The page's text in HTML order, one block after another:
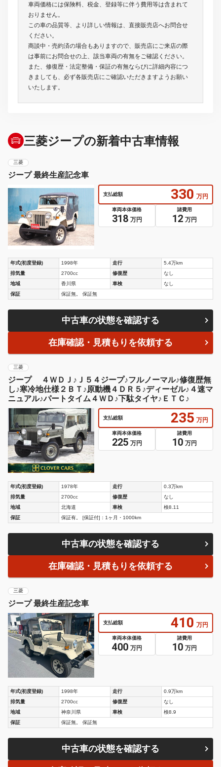
車両価格には保険料、税金、登録等に伴う費用等は含まれて
おりません。
この車の品質等、より詳しい情報は、直接販売店へお問合せ
ください。
商談中・売約済の場合もありますので、販売店にご来店の際
は事前にお問合せの上、該当車両の有無をご確認ください。
また、修復歴・法定整備・保証の有無ならびに詳細内容につ
きましても、必ず各販売店にご確認いただきますようお願い
いたします。
三菱ジープの新着中古車情報
三菱
ジープ 最終生産記念車
支払総額 330 万円
車両本体価格
318 万円
諸費用
12 万円
年式(初度登録) 1998年 走行
5.4万km
排気量
2700cc 修復歴
なし
地域
香川県 車検
なし
保証
保証無。 保証無
中古車の状態を確認する
在庫確認・見積もりを依頼する
三菱
ジープ ４ＷＤＪ♪Ｊ５４ジープ♪フルノーマル♪修復歴無
し♪寒冷地仕様２ＢＴ♪原動機４ＤＲ５♪ディーゼル♪４速マ
ニュアル♪パートタイム４ＷＤ♪下駄タイヤ♪ＥＴＣ♪
支払総額 235 万円
車両本体価格
225 万円
諸費用
10 万円
年式(初度登録) 1978年 走行
0.3万km
排気量
2700cc 修復歴
なし
地域
北海道 車検
検8.11
保証
保証有。 [保証付]：1ヶ月・1000km
中古車の状態を確認する
在庫確認・見積もりを依頼する
三菱
ジープ 最終生産記念車
支払総額 410 万円
車両本体価格
400 万円
諸費用
10 万円
年式(初度登録) 1998年 走行
0.9万km
排気量
2700cc 修復歴
なし
地域
神奈川県 車検
検8.9
保証
保証無。 保証無
中古車の状態を確認する